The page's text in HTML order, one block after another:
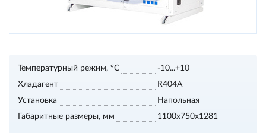
Температурный режим, °С
-10...+10
Хладагент
R404A
Установка
Напольная
Габаритные размеры, мм
1100х750х1281